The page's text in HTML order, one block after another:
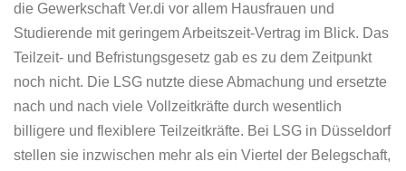
die Gewerkschaft Ver.di vor allem Hausfrauen und
Studierende mit geringem Arbeitszeit-Vertrag im Blick. Das
Teilzeit- und Befristungsgesetz gab es zu dem Zeitpunkt
noch nicht. Die LSG nutzte diese Abmachung und ersetzte
nach und nach viele Vollzeitkräfte durch wesentlich
billigere und flexiblere Teilzeitkräfte. Bei LSG in Düsseldorf
stellen sie inzwischen mehr als ein Viertel der Belegschaft,